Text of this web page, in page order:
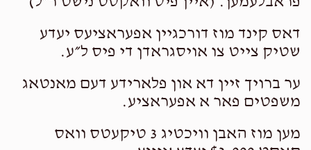
SSCB
1 year ago $36.00
ח״י חי״י יודך
דאס קינד מוז דורכגיין אפעראציעס יעדע
שטיק צייט צו אויסגראדן די פיס ל״ע.
ער ברויך זיין דא און פלארידע דעם מאנטאג
משפטים פאר א אפעראציע.
מען מוז האבן וויכטיג 3 טיקעטס וואס